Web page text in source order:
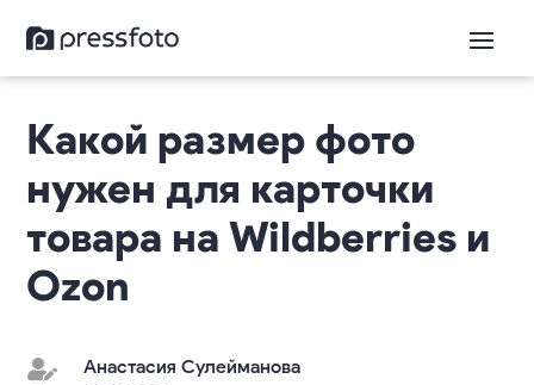
Какой размер фото
нужен для карточки
товара на Wildberries и
Ozon
 Анастасия Сулейманова